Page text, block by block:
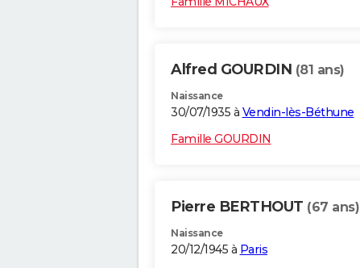
Alfred GOURDIN (81 ans)
Naissance
30/07/1935 à Vendin-lès-Béthune
Famille GOURDIN
Pierre BERTHOUT (67 ans)
Naissance
20/12/1945 à Paris